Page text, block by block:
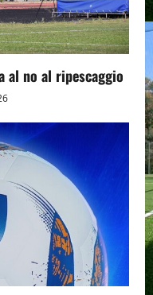
al no al ripescaggio